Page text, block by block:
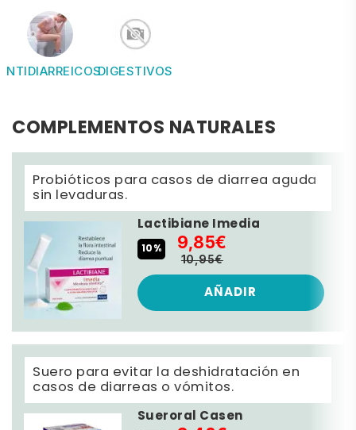
DIGESTIVOS
COMPLEMENTOS NATURALES
Probióticos para casos de diarrea aguda
sin levaduras.
Lactibiane Imedia
10% 9,85€
10,95€
AÑADIR
Suero para evitar la deshidratación en
casos de diarreas o vómitos.
Sueroral Casen